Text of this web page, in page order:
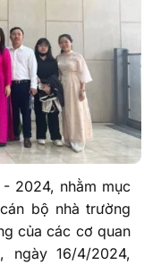
2024, nhằm mục
bộ nhà trường
của các cơ quan
ngày 16/4/2024,